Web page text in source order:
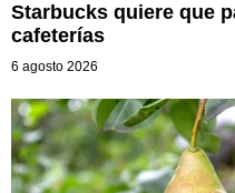
Starbucks quiere que
cafeterías
6 agosto 2026